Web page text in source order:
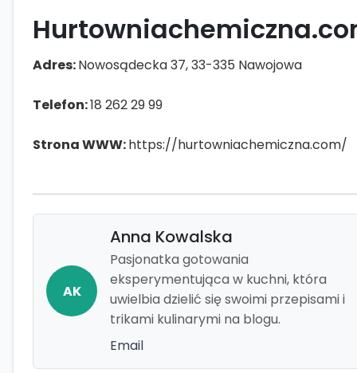
Adres:Nowosądecka 37, 33-335 Nawojowa
Telefon:18 262 29 99
Strona WWW:https://hurtowniachemiczna.com/
AK
Anna Kowalska
Pasjonatka gotowania
eksperymentująca w kuchni, która
uwielbia dzielić się swoimi przepisami i
trikami kulinarymi na blogu.
Email